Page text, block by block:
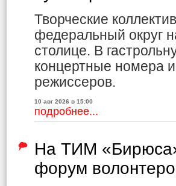
Творческие
федеральный округ
столице. В
концертные номера
режиссеров.
10 авг 2026 в 15:00
подробнее...
На ТИМ
форум